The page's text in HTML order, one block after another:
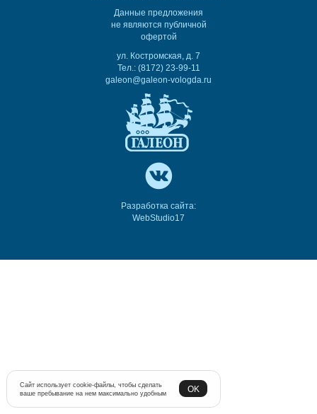
Данные предложения
не являются публичной
офертой
ул. Костромская, д. 7
Тел.: (8172) 23-99-11
galeon@galeon-vologda.ru
Разработка сайта:
WebStudio17
Сайт использует cookie-файлы, чтобы сделать
ваше пребывание на нем максимально удобным
OK